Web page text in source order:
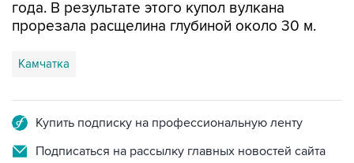
года. В результате этого купол вулкана
прорезала расщелина глубиной около 30 м.
Камчатка
Купить подписку на профессиональную ленту
Подписаться на рассылку главных новостей сайта